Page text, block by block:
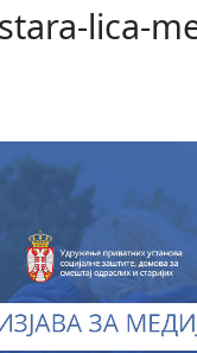
lica-